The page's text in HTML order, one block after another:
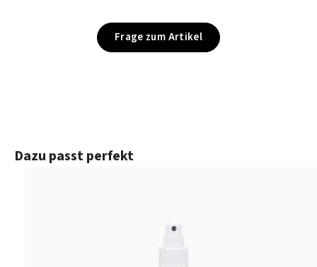
Frage zum Artikel
Produktgalerie überspringen
Dazu passt perfekt